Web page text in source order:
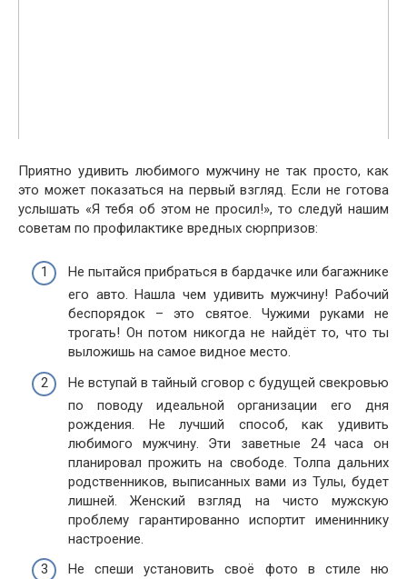
Приятно удивить любимого мужчину не так просто, как
это может показаться на первый взгляд. Если не готова
услышать «Я тебя об этом не просил!», то следуй нашим
советам по профилактике вредных сюрпризов:
Не пытайся прибраться в бардачке или багажнике
его авто. Нашла чем удивить мужчину! Рабочий
беспорядок – это святое. Чужими руками не
трогать! Он потом никогда не найдёт то, что ты
выложишь на самое видное место.
Не вступай в тайный сговор с будущей свекровью
по поводу идеальной организации его дня
рождения. Не лучший способ, как удивить
любимого мужчину. Эти заветные 24 часа он
планировал прожить на свободе. Толпа дальних
родственников, выписанных вами из Тулы, будет
лишней. Женский взгляд на чисто мужскую
проблему гарантированно испортит имениннику
настроение.
Не спеши установить своё фото в стиле ню